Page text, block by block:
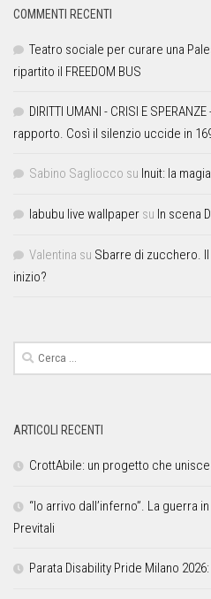
COMMENTI RECENTI
Teatro sociale per curare una
ripartito il FREEDOM BUS
DIRITTI UMANI - CRISI E
rapporto. Così il silenzio uccide in
Sabino Sagliocco su Inuit: la
labubu live wallpaper su In scena
Valentina su Sbarre di zucchero.
inizio?
ARTICOLI RECENTI
CrottAbile: un progetto che
“Io arrivo dall’inferno”. La guerra
Previtali
Parata Disability Pride Milano